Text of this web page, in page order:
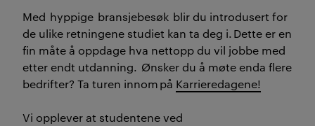
Med hyppige bransjebesøk blir du introdusert for
de ulike retningene studiet kan ta deg i.Dette er en
fin måte å oppdage hva nettopp du vil jobbe med
etter endt utdanning. Ønsker du å møte enda flere
bedrifter? Ta turen innompå Karrieredagene!
Vi opplever at studenteneved